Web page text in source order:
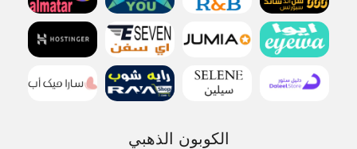
الكوبون الذهبي